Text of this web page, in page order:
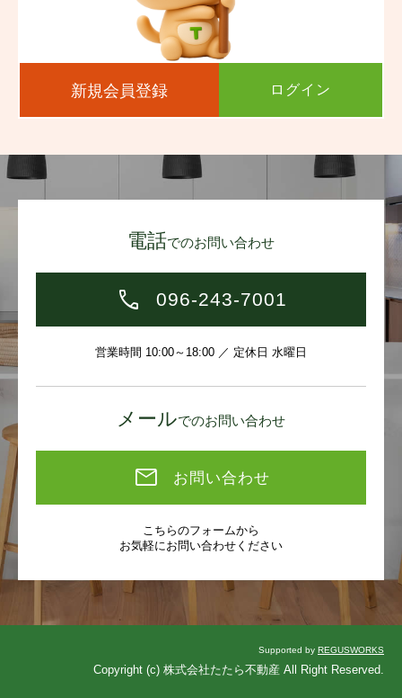
新規会員登録 ログイン
電話でのお問い合わせ
096-243-7001
営業時間 10:00～18:00 ／ 定休日 水曜日
メールでのお問い合わせ
お問い合わせ
こちらのフォームから
お気軽にお問い合わせください
Supported by REGUSWORKS
Copyright (c) 株式会社たたら不動産 All Right Reserved.